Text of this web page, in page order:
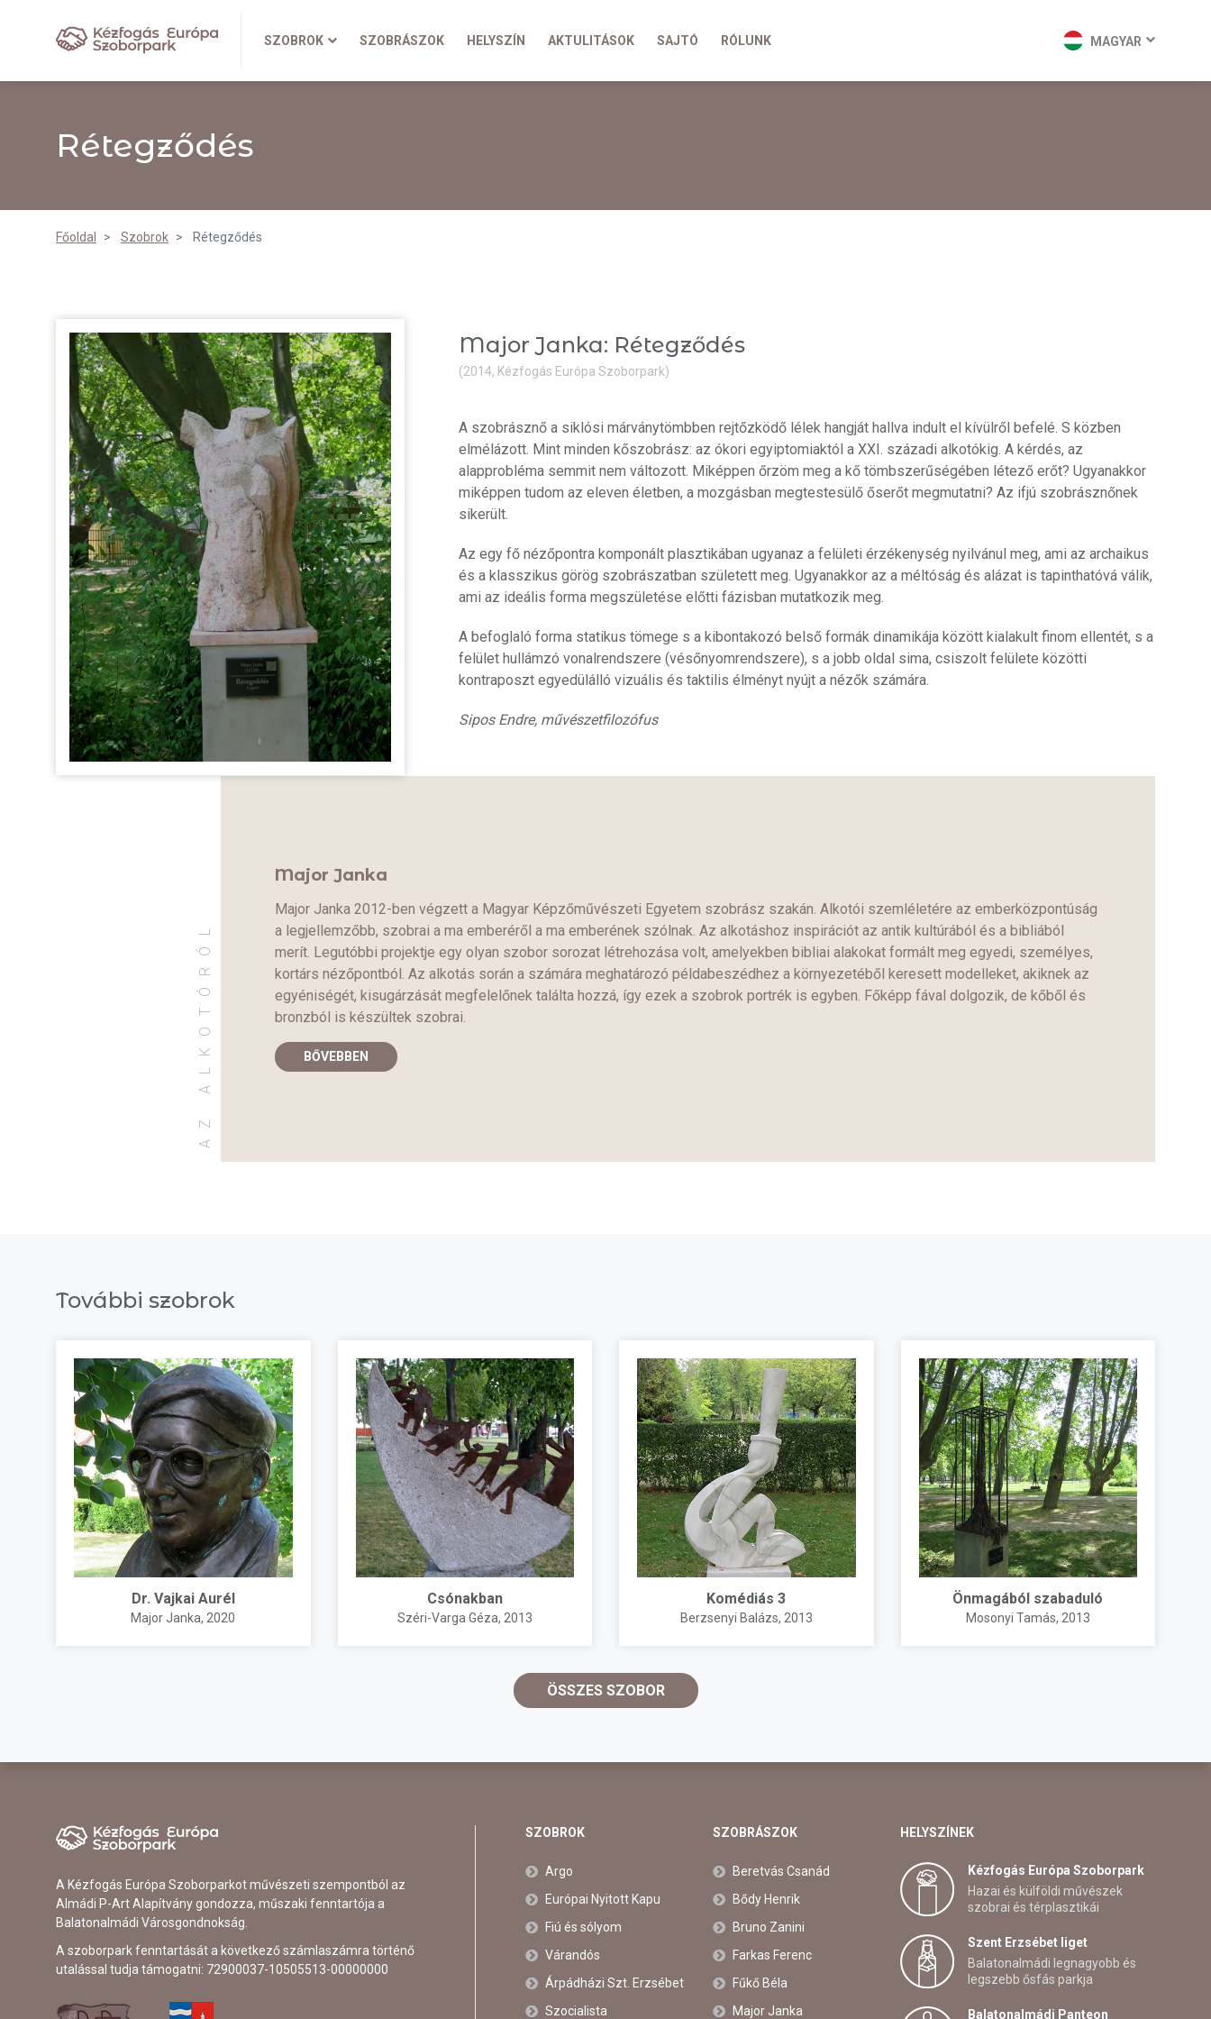
SZOBROK SZOBRÁSZOK HELYSZÍN AKTULITÁSOK SAJTÓ RÓLUNK MAGYAR
Rétegződés
Főoldal Szobrok Rétegződés
Major Janka: Rétegződés
(2014, Kézfogás Európa Szoborpark)
A szobrásznő a siklósi márványtömbben rejtőzködő lélek hangját hallva indult el kívülről befelé. S közben
elmélázott. Mint minden kőszobrász: az ókori egyiptomiaktól a XXI. századi alkotókig. A kérdés, az
alapprobléma semmit nem változott. Miképpen őrzöm meg a kő tömbszerűségében létező erőt? Ugyanakkor
miképpen tudom az eleven életben, a mozgásban megtestesülő őserőt megmutatni? Az ifjú szobrásznőnek
sikerült.
Az egy fő nézőpontra komponált plasztikában ugyanaz a felületi érzékenység nyilvánul meg, ami az archaikus
és a klasszikus görög szobrászatban született meg. Ugyanakkor az a méltóság és alázat is tapinthatóvá válik,
ami az ideális forma megszületése előtti fázisban mutatkozik meg.
A befoglaló forma statikus tömege s a kibontakozó belső formák dinamikája között kialakult finom ellentét, s a
felület hullámzó vonalrendszere (vésőnyomrendszere), s a jobb oldal sima, csiszolt felülete közötti
kontraposzt egyedülálló vizuális és taktilis élményt nyújt a nézők számára.
Sipos Endre, művészetfilozófus
AZ ALKOTÓRÓL
Major Janka
Major Janka 2012-ben végzett a Magyar Képzőművészeti Egyetem szobrász szakán. Alkotói szemléletére az emberközpontúság
a legjellemzőbb, szobrai a ma emberéről a ma emberének szólnak. Az alkotáshoz inspirációt az antik kultúrából és a bibliából
merít. Legutóbbi projektje egy olyan szobor sorozat létrehozása volt, amelyekben bibliai alakokat formált meg egyedi, személyes,
kortárs nézőpontból. Az alkotás során a számára meghatározó példabeszédhez a környezetéből keresett modelleket, akiknek az
egyéniségét, kisugárzását megfelelőnek találta hozzá, így ezek a szobrok portrék is egyben. Főképp fával dolgozik, de kőből és
bronzból is készültek szobrai.
BŐVEBBEN
További szobrok
Dr. Vajkai Aurél
Major Janka, 2020
Csónakban
Széri-Varga Géza, 2013
Komédiás 3
Berzsenyi Balázs, 2013
Önmagából szabaduló
Mosonyi Tamás, 2013
ÖSSZES SZOBOR
A Kézfogás Európa Szoborparkot művészeti szempontból az
Almádi P-Art Alapítvány gondozza, műszaki fenntartója a
Balatonalmádi Városgondnokság.
A szoborpark fenntartását a következő számlaszámra történő
utalással tudja támogatni: 72900037-10505513-00000000
SZOBROK
Argo
Európai Nyitott Kapu
Fiú és sólyom
Várandós
Árpádházi Szt. Erzsébet
Szocialista
SZOBRÁSZOK
Beretvás Csanád
Bődy Henrik
Bruno Zanini
Farkas Ferenc
Fűkő Béla
Major Janka
HELYSZÍNEK
Kézfogás Európa Szoborpark
Hazai és külföldi művészek
szobrai és térplasztikái
Szent Erzsébet liget
Balatonalmádi legnagyobb és
legszebb ősfás parkja
Balatonalmádi Panteon